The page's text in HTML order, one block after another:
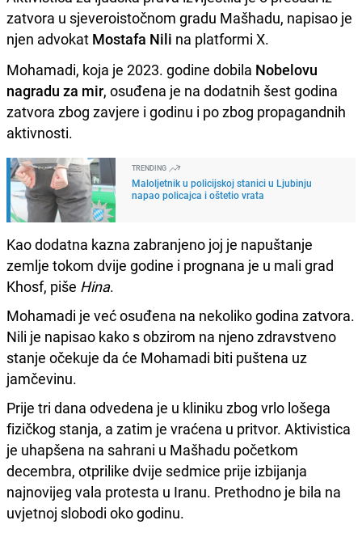
zatvora u sjeveroistočnom gradu Mašhadu, napisao je
njen advokat Mostafa Nili na platformi X.
Mohamadi, koja je 2023. godine dobila Nobelovu
nagradu za mir, osuđena je na dodatnih šest godina
zatvora zbog zavjere i godinu i po zbog propagandnih
aktivnosti.
TRENDING
Maloljetnik u policijskoj stanici u Ljubinju
napao policajca i oštetio vrata
Kao dodatna kazna zabranjeno joj je napuštanje
zemlje tokom dvije godine i prognana je u mali grad
Khosf, piše Hina.
Mohamadi je već osuđena na nekoliko godina zatvora.
Nili je napisao kako s obzirom na njeno zdravstveno
stanje očekuje da će Mohamadi biti puštena uz
jamčevinu.
Prije tri dana odvedena je u kliniku zbog vrlo lošega
fizičkog stanja, a zatim je vraćena u pritvor. Aktivistica
je uhapšena na sahrani u Mašhadu početkom
decembra, otprilike dvije sedmice prije izbijanja
najnovijeg vala protesta u Iranu. Prethodno je bila na
uvjetnoj slobodi oko godinu.